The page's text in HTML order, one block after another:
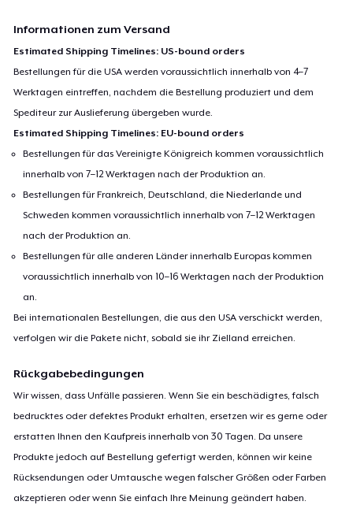
Informationen zum Versand
Estimated Shipping Timelines: US-bound orders
Bestellungen für die USA werden voraussichtlich innerhalb von 4–7
Werktagen eintreffen, nachdem die Bestellung produziert und dem
Spediteur zur Auslieferung übergeben wurde.
Estimated Shipping Timelines: EU-bound orders
Bestellungen für das Vereinigte Königreich kommen voraussichtlich
innerhalb von 7–12 Werktagen nach der Produktion an.
Bestellungen für Frankreich, Deutschland, die Niederlande und
Schweden kommen voraussichtlich innerhalb von 7–12 Werktagen
nach der Produktion an.
Bestellungen für alle anderen Länder innerhalb Europas kommen
voraussichtlich innerhalb von 10–16 Werktagen nach der Produktion
an.
Bei internationalen Bestellungen, die aus den USA verschickt werden,
verfolgen wir die Pakete nicht, sobald sie ihr Zielland erreichen.
Rückgabebedingungen
Wir wissen, dass Unfälle passieren. Wenn Sie ein beschädigtes, falsch
bedrucktes oder defektes Produkt erhalten, ersetzen wir es gerne oder
erstatten Ihnen den Kaufpreis innerhalb von 30 Tagen. Da unsere
Produkte jedoch auf Bestellung gefertigt werden, können wir keine
Rücksendungen oder Umtausche wegen falscher Größen oder Farben
akzeptieren oder wenn Sie einfach Ihre Meinung geändert haben.